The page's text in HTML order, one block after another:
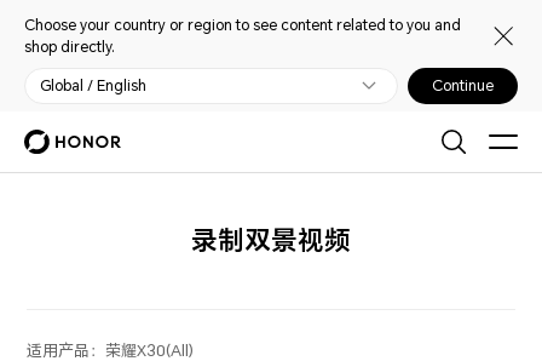
Choose your country or region to see content related to you and
shop directly.
Global / English Continue
录制双景视频
适用产品： 荣耀X30(All)